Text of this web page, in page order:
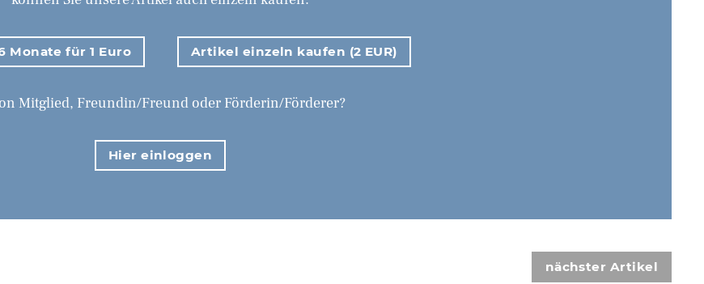
Monate für 1 Euro Artikel einzeln kaufen (2 EUR)
Mitglied, Freundin/Freund oder Förderin/Förderer?
Hier einloggen
nächster Artikel